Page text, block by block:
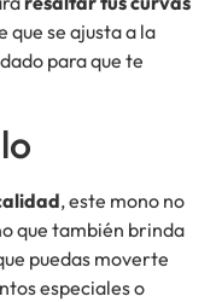
que se ajusta a la
para que te
, este mono no
que también brinda
puedas moverte
especiales o